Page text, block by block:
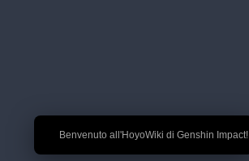
🎉 Benvenuto all'HoyoWiki di Genshin Impact!